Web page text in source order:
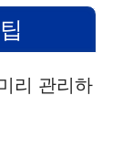
리 관리하